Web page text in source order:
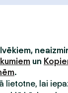
un
.
lietotne, lai